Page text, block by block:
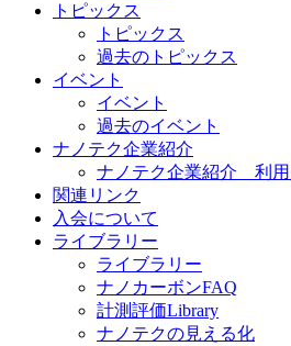
トピックス
トピックス
過去のトピックス
イベント
イベント
過去のイベント
ナノテク企業紹介
ナノテク企業紹介 利用
関連リンク
入会について
ライブラリー
ライブラリー
ナノカーボンFAQ
計測評価Library
ナノテクの見える化